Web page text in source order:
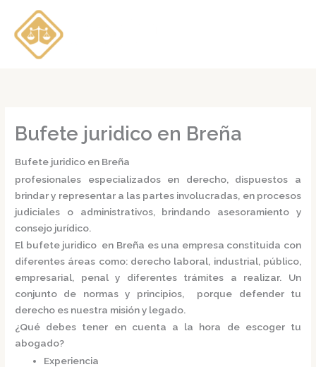
contenido
Bufete juridico en Breña
Bufete juridico en Breña
profesionales especializados en derecho, dispuestos a
brindar y representar a las partes involucradas, en procesos
judiciales o administrativos, brindando asesoramiento y
consejo jurídico.
El bufete juridico en Breña es una empresa constituida con
diferentes áreas como: derecho laboral, industrial, público,
empresarial, penal y diferentes trámites a realizar. Un
conjunto de normas y principios, porque defender tu
derecho es nuestra misión y legado.
¿Qué debes tener en cuenta a la hora de escoger tu
abogado?
Experiencia